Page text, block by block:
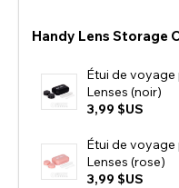
Handy Lens Storage
Étui de voyage
Lenses (noir)
3,99 $US
Étui de voyage
Lenses (rose)
3,99 $US